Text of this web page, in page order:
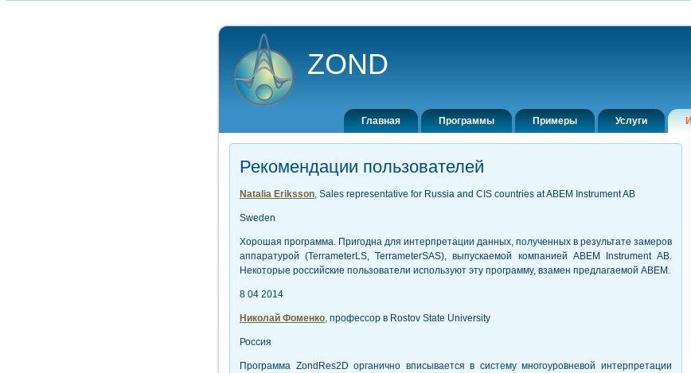
ZOND
Главная Программы Примеры Услуги
Рекомендации пользователей
Natalia Eriksson, Sales representative for Russia and CIS countries at ABEM Instrument AB
Sweden
Хорошая программа. Пригодна для интерпретации данных, полученных в результате замеров
аппаратурой (TerrameterLS, TerrameterSAS), выпускаемой компанией АВЕМ Instrument АВ.
Некоторые российские пользователи используют эту программу, взамен предлагаемой АВЕМ.
8 04 2014
Николай Фоменко, профессор в Rostov State University
Россия
Программа ZondRes2D органично вписывается в систему многоуровневой интерпретации